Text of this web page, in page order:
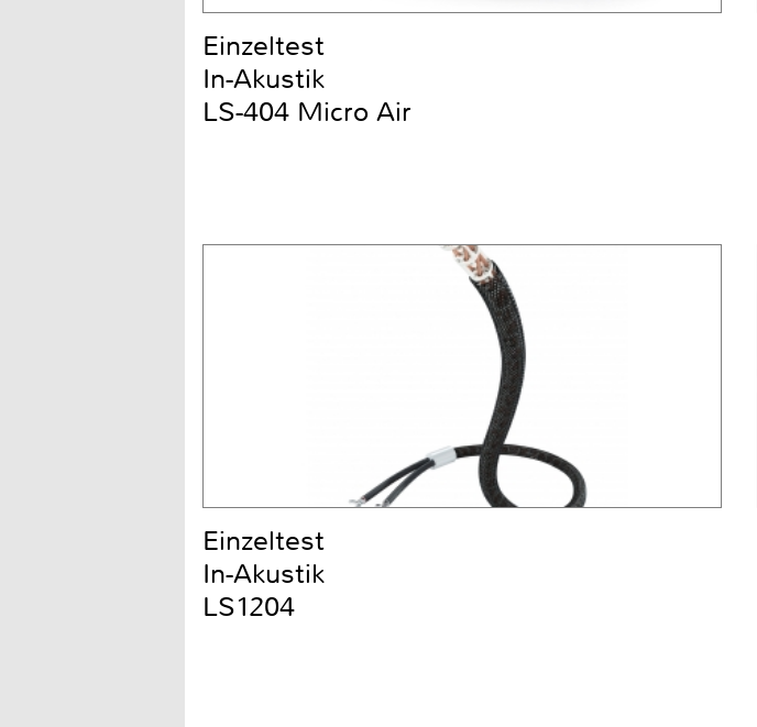
Einzeltest
In-Akustik
LS-404 Micro Air
Einzeltest
In-Akustik
LS1204